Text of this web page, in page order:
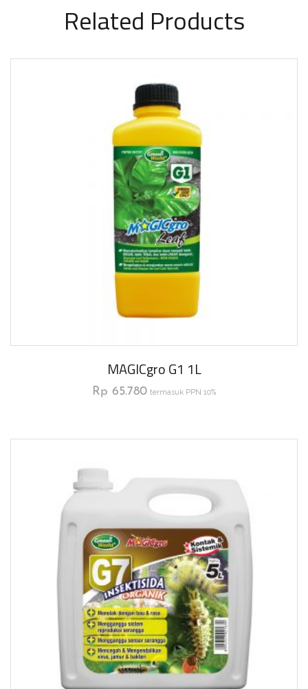
Related Products
MAGICgro G1 1L
Rp 65.780 termasuk PPN 10%